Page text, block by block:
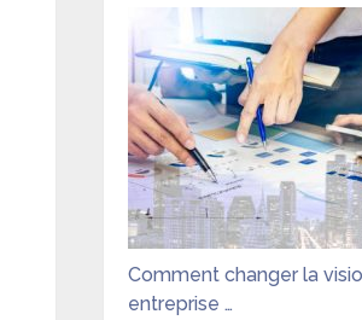
Comment changer la
entreprise …